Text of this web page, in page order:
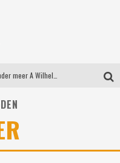
Shorts #149 met onder meer No Cure, Eva Under Fire, The Hu en Sleeping With Sirens